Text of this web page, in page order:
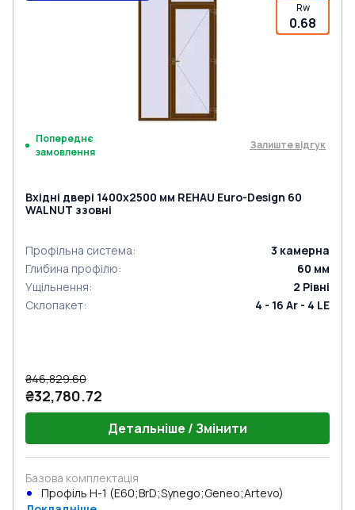
Rw
0.68
Попереднє
замовлення
Залиште відгук
Вхідні двері 1400x2500 мм REHAU Euro-Design 60
WALNUT ззовні
Профільна система: 3 камерна
Глибина профілю: 60 мм
Ущільнення: 2 Рівні
Склопакет: 4 - 16 Ar - 4 LE
₴46,829.60
₴32,780.72
Детальніше / Змінити
Базова комплектація
Профіль Н-1 (E60;BrD;Synego;Geneo;Artevo)